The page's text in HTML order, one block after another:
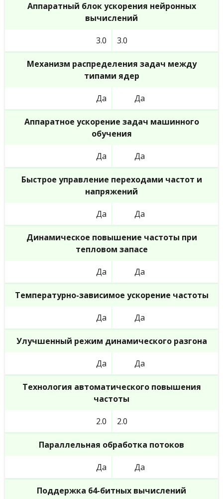
Аппаратный блок ускорения нейронных
вычислений
3.0 3.0
Механизм распределения задач между
типами ядер
Да Да
Аппаратное ускорение задач машинного
обучения
Да Да
Быстрое управление переходами частот и
напряжений
Да Да
Динамическое повышение частоты при
тепловом запасе
Да Да
Температурно-зависимое ускорение частоты
Да Да
Улучшенный режим динамического разгона
Да Да
Технология автоматического повышения
частоты
2.0 2.0
Параллельная обработка потоков
Да Да
Поддержка 64-битных вычислений